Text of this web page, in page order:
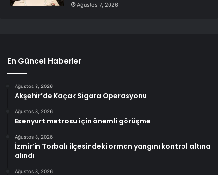
Ağustos 7, 2026
En Güncel Haberler
Ağustos 8, 2026
Akşehir’de Kaçak Sigara Operasyonu
Ağustos 8, 2026
Esenyurt metrosu için önemli görüşme
Ağustos 8, 2026
İzmir’in Torbalı ilçesindeki orman yangını kontrol altına
alındı
Ağustos 8, 2026